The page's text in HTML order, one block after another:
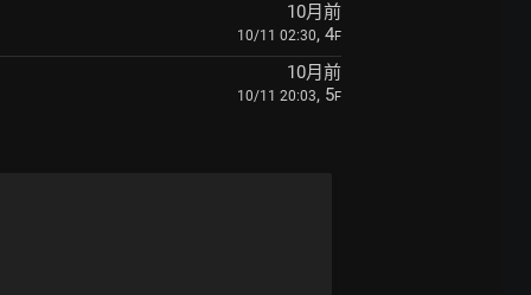
10月前
10/11 02:30, 4F
10月前
10/11 20:03, 5F